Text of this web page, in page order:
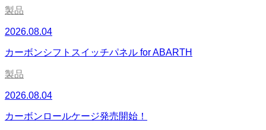
製品
2026.08.04
カーボンシフトスイッチパネル for ABARTH
製品
2026.08.04
カーボンロールケージ発売開始！